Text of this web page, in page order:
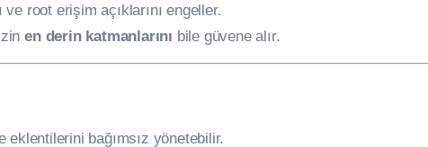
root erişim açıklarını engeller.
en derin katmanlarını bile güvene alır.
eklentilerini bağımsız yönetebilir.